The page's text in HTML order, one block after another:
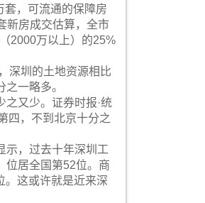
套，可流通的保障房
新房成交估算，全市
2000万以上）的25%
深圳的土地资源相比
一略多。
又少。证券时报·统
四，不到北京十分之
示，过去十年深圳工
位居全国第52位。商
。这或许就是近来深